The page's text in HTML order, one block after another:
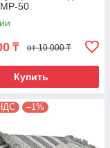
50
₸ от 10 000 ₸
Купить
–1%